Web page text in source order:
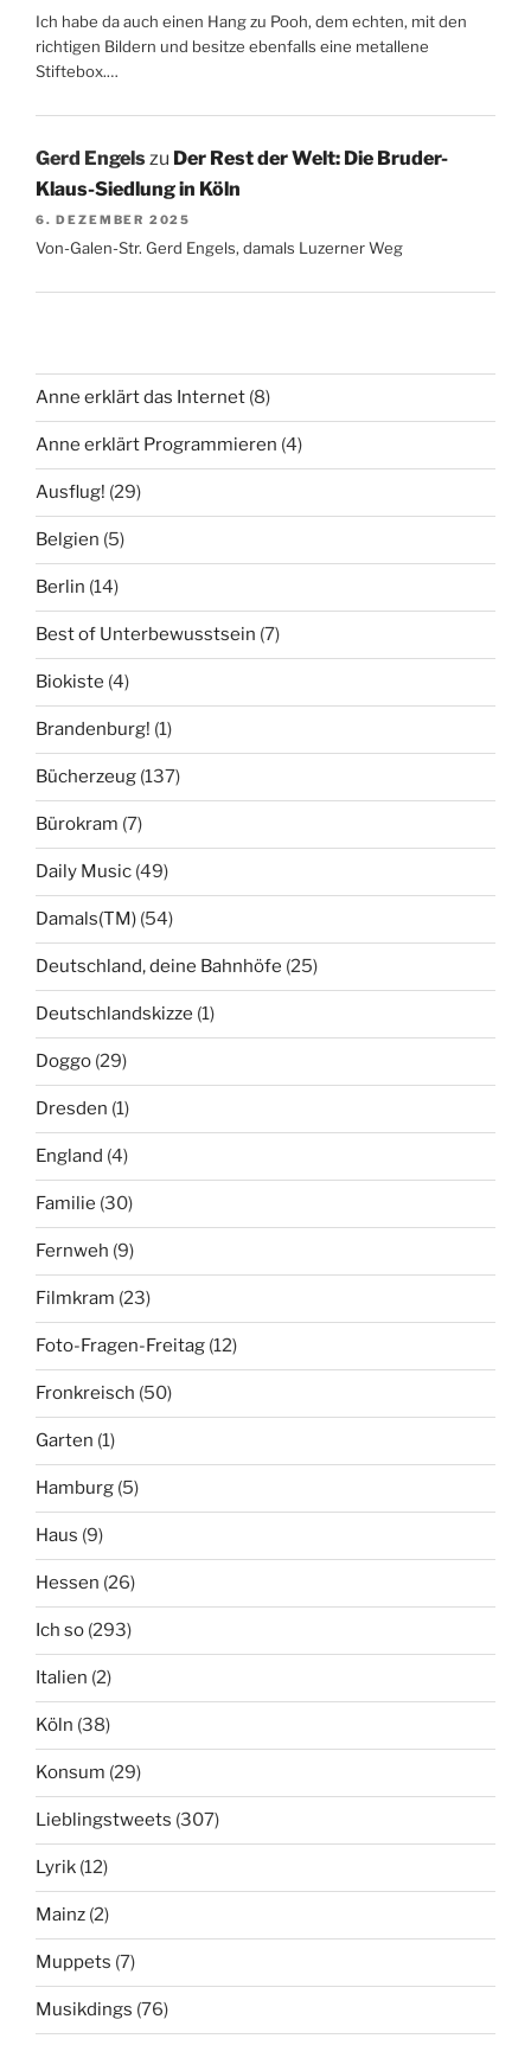
Ich habe da auch einen Hang zu Pooh, dem echten, mit den
richtigen Bildern und besitze ebenfalls eine metallene
Stiftebox.…
Gerd Engelszu Der Rest der Welt: Die Bruder-
Klaus-Siedlung in Köln
6. DEZEMBER 2025
Von-Galen-Str. Gerd Engels, damals Luzerner Weg
Anne erklärt das Internet (8)
Anne erklärt Programmieren (4)
Ausflug! (29)
Belgien (5)
Berlin (14)
Best of Unterbewusstsein (7)
Biokiste (4)
Brandenburg! (1)
Bücherzeug (137)
Bürokram (7)
Daily Music (49)
Damals(TM) (54)
Deutschland, deine Bahnhöfe (25)
Deutschlandskizze (1)
Doggo (29)
Dresden (1)
England (4)
Familie (30)
Fernweh (9)
Filmkram (23)
Foto-Fragen-Freitag (12)
Fronkreisch (50)
Garten (1)
Hamburg (5)
Haus (9)
Hessen (26)
Ich so (293)
Italien (2)
Köln (38)
Konsum (29)
Lieblingstweets (307)
Lyrik (12)
Mainz (2)
Muppets (7)
Musikdings (76)